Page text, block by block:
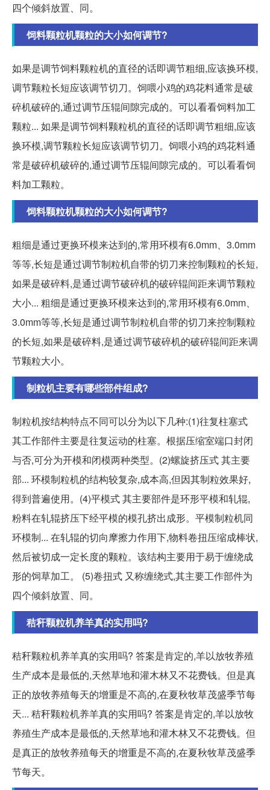
四个倾斜放置、同。
饲料颗粒机颗粒的大小如何调节?
如果是调节饲料颗粒机的直径的话即调节粗细,应该换环模,
调节颗粒长短应该调节切刀。饲喂小鸡的鸡花料通常是破
碎机破碎的,通过调节压辊间隙完成的。可以看看饲料加工
颗粒... 如果是调节饲料颗粒机的直径的话即调节粗细,应该
换环模,调节颗粒长短应该调节切刀。饲喂小鸡的鸡花料通
常是破碎机破碎的,通过调节压辊间隙完成的。可以看看饲
料加工颗粒。
饲料颗粒机颗粒的大小如何调节?
粗细是通过更换环模来达到的,常用环模有6.0mm、3.0mm
等等,长短是通过调节制粒机自带的切刀来控制颗粒的长短,
如果是破碎料,是通过调节破碎机的破碎辊间距来调节颗粒
大小... 粗细是通过更换环模来达到的,常用环模有6.0mm、
3.0mm等等,长短是通过调节制粒机自带的切刀来控制颗粒
的长短,如果是破碎料,是通过调节破碎机的破碎辊间距来调
节颗粒大小。
制粒机主要有哪些部件组成?
制粒机按结构特点不同可以分为以下几种:(1)往复柱塞式
其工作部件主要是往复运动的柱塞。根据压缩室端口封闭
与否,可分为开模和闭模两种类型。(2)螺旋挤压式 其主要
部... 环模制粒机的结构较复杂,成本高,但因其制粒效果好,
得到普遍使用。(4)平模式 其主要部件是环形平模和轧辊,
粉料在轧辊挤压下经平模的模孔挤出成形。平模制粒机同
环模制... 在轧辊的切向摩擦力作用下,物料卷扭压缩成棒状,
然后被切成一定长度的颗粒。该结构主要用于易于缠绕成
形的饲草加工。 (5)卷扭式 又称缠绕式,其主要工作部件为
四个倾斜放置、同。
秸秆颗粒机养羊真的实用吗?
秸秆颗粒机养羊真的实用吗? 答案是肯定的,羊以放牧养殖
生产成本是最低的,天然草地和灌木林又不花费钱。但是真
正的放牧养殖每天的增重是不高的,在夏秋牧草茂盛季节每
天... 秸秆颗粒机养羊真的实用吗? 答案是肯定的,羊以放牧
养殖生产成本是最低的,天然草地和灌木林又不花费钱。但
是真正的放牧养殖每天的增重是不高的,在夏秋牧草茂盛季
节每天。